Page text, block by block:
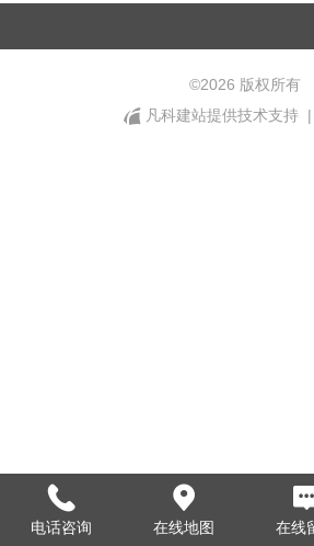
©2026 版权所有
凡科建站提供技术支持
|
电话咨询 在线地图 在线